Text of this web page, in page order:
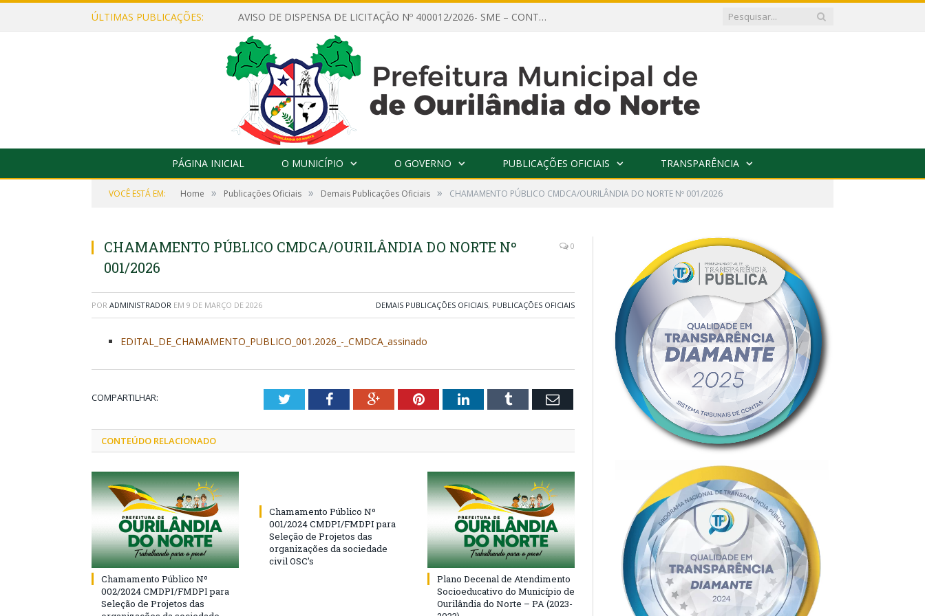
ÚLTIMAS PUBLICAÇÕES: AVISO DE DISPENSA DE LICITAÇÃO Nº 400012/2026- SME – CONTRATAÇÃO DE EMPRESA ESPECIALIZADA PARA LOCAÇÃO DE ÔNIBUS EXECUTIVO COM CAPACIDADE DE 60 (SESSENTA) POLTRONAS, PARA TRANSPORTAR PROFESSORES RESPONSÁVEIS E ALUNOS PARA BRASÍLIA, COM SAÍDA DIA 10/08/2026 E RETORNO DIA 14/08/2026
PÁGINA INICIAL O MUNICÍPIO O GOVERNO PUBLICAÇÕES OFICIAIS TRANSPARÊNCIA
VOCÊ ESTÁ EM: Home » Publicações Oficiais » Demais Publicações Oficiais » CHAMAMENTO PÚBLICO CMDCA/OURILÂNDIA DO NORTE Nº 001/2026
CHAMAMENTO PÚBLICO CMDCA/OURILÂNDIA DO NORTE Nº
001/2026
0
POR ADMINISTRADOR EM 9 DE MARÇO DE 2026 DEMAIS PUBLICAÇÕES OFICIAIS, PUBLICAÇÕES OFICIAIS
EDITAL_DE_CHAMAMENTO_PUBLICO_001.2026_-_CMDCA_assinado
COMPARTILHAR: TwitterFacebookGoogle+PinterestLinkedInTumblr Email
CONTEÚDO RELACIONADO
Chamamento Público Nº
002/2024 CMDPI/FMDPI para
Seleção de Projetos das
Chamamento Público Nº
001/2024 CMDPI/FMDPI para
Seleção de Projetos das
organizações da sociedade
civil OSC’s
Plano Decenal de Atendimento
Socioeducativo do Município de
Ourilândia do Norte – PA (2023-